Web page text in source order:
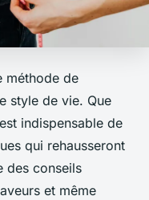
méthode de
style de vie. Que
indispensable de
qui rehausseront
des conseils
et même